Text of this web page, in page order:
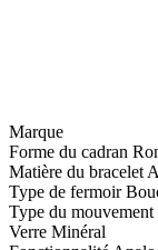
Marque
Forme du cadran
Matière du bracelet
Type de fermoir
Type du mouvement
Verre Minéral